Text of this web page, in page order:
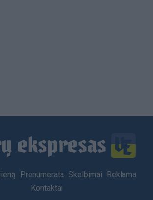
Prenumerata Skelbimai
Reklama
Kontaktai